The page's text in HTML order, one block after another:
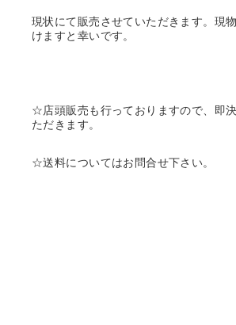
現状にて販売させていただきます。現
けますと幸いです。
☆店頭販売も行っておりますので、即
ただきます。
☆送料についてはお問合せ下さい。